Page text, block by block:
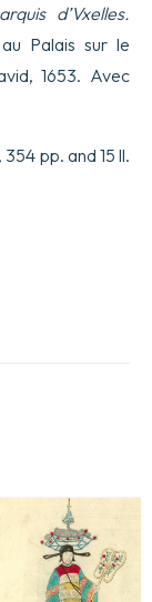
d’Vxelles.
Palais sur le
1653. Avec
pp. and 15 ll.